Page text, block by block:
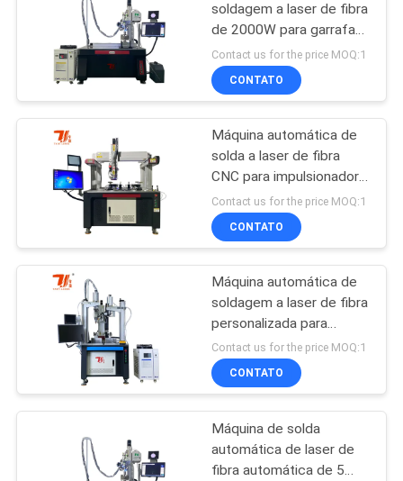
Máquina de solda a
laser YAG
Máquina do laser da
bateria
8
Máquina do laser do
hardware
soldagem a laser de fibra
de 2000W para garrafa
de água de chaleira do
exército
Contact us for the price MOQ:1
CONTATO
Máquina automática de
solda a laser de fibra
CNC para impulsionador
de bomba de água de
alta pressão
Contact us for the price MOQ:1
CONTATO
Máquina automática de
soldagem a laser de fibra
personalizada para
soldagem de tambor de
armadilha de eliminação
de água
Contact us for the price MOQ:1
CONTATO
Máquina de solda
automática de laser de
fibra automática de 5